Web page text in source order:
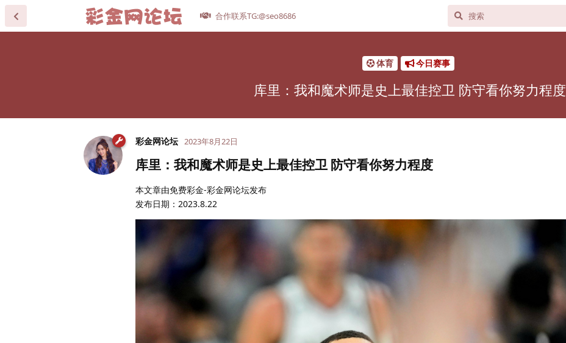
合作联系TG:@seo8686
体育 今日赛事
库里：我和魔术师是史上最佳控卫 防守看你努力程度
彩金网论坛 2023年8月22日
库里：我和魔术师是史上最佳控卫 防守看你努力程度
本文章由免费彩金-彩金网论坛发布
发布日期：2023.8.22